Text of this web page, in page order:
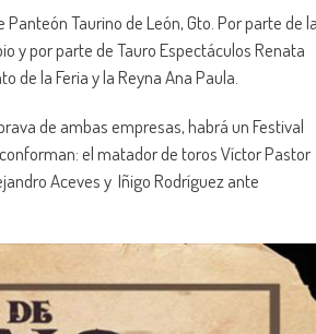
Taurino de León, Gto. Por parte de
y por parte de Tauro Espectáculos Renata
de la Feria y la Reyna Ana Paula.
de ambas empresas, habrá un Festival
el matador de toros Víctor Pastor
Aceves y Iñigo Rodríguez ante